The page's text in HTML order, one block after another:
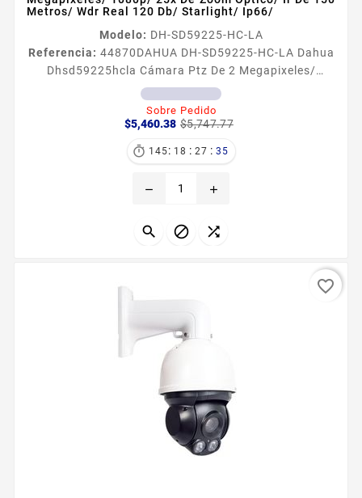
Metros/ Wdr Real 120 Db/ Starlight/ Ip66/
Modelo: DH-SD59225-HC-LA
Referencia: 44870DAHUA DH-SD59225-HC-LA Dahua
Dhsd59225hcla Cámara Ptz De 2 Megapixeles/
1080p/ 25x De Zoom Óptico/ Ir De 150 Metros/ Wdr
Real 120 Db/ Starlight/ Ip66/ Información General
Proporciona un amplio rango de monitoreo y gran
detalle La cámara ofrece una resolución de 1080P a
2530 fps con zoom óptico de 25x y tiene un excelente
tecnologia Starlight La...
Sobre Pedido
$5,460.38 $5,747.77
 145: 18 : 27 : 33
remove add
  
favorite_border